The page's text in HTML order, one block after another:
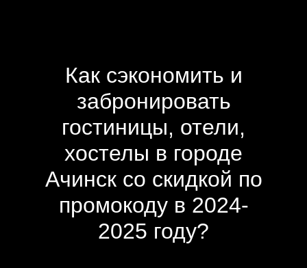
Как сэкономить и
забронировать
гостиницы, отели,
хостелы в городе
Ачинск со скидкой по
промокоду в 2024-
2025 году?